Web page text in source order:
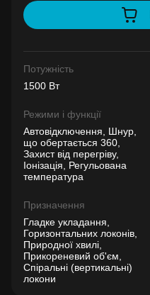
Потужність
1500 Вт
Режими і функції
Автовідключення, Шнур,
що обертається 360,
Захист від перегріву,
Іонізація, Регульована
температура
Призначення
Гладке укладання,
Горизонтальних локонів,
Природної хвилі,
Прикореневий об'єм,
Спіральні (вертикальні)
локони